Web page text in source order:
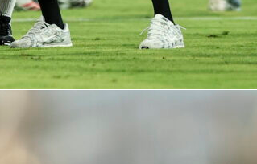
de que tomara el relevo el bullpen.
combinaron para tres entradas en blanco,
con una carrera no merecida, y
de Nueva York permitieron siete carreras,
con 6 K en 4.0 entradas, cediendo
El derrumbe final llegó cuando Paxton
en un tercio de entrada, y el